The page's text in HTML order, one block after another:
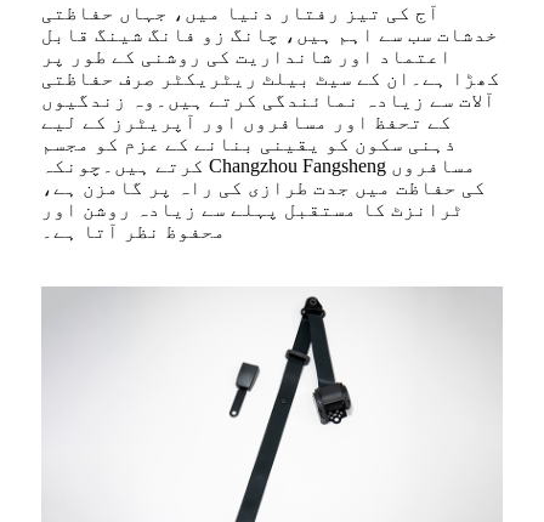
آج کی تیز رفتار دنیا میں، جہاں حفاظتی
خدشات سب سے اہم ہیں، چانگ زو فانگ شینگ قابل
اعتماد اور شانداریت کی روشنی کے طور پر
کھڑا ہے۔ان کے سیٹ بیلٹ ریٹریکٹر صرف حفاظتی
آلات سے زیادہ نمائندگی کرتے ہیں۔وہ زندگیوں
کے تحفظ اور مسافروں اور آپریٹرز کے لیے
ذہنی سکون کو یقینی بنانے کے عزم کو مجسم
کرتے ہیں۔چونکہ Changzhou Fangsheng مسافروں
کی حفاظت میں جدت طرازی کی راہ پر گامزن ہے،
ٹرانزٹ کا مستقبل پہلے سے زیادہ روشن اور
محفوظ نظر آتا ہے۔